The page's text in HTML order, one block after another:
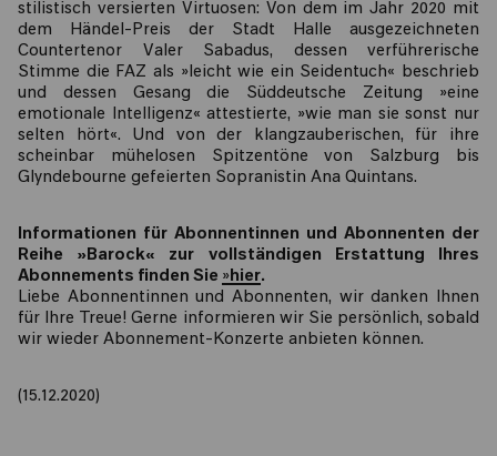
stilistisch versierten Virtuosen: Von dem im Jahr 2020 mit
dem Händel-Preis der Stadt Halle ausgezeichneten
Countertenor Valer Sabadus, dessen verführerische
Stimme die FAZ als »leicht wie ein Seidentuch« beschrieb
und dessen Gesang die Süddeutsche Zeitung »eine
emotionale Intelligenz« attestierte, »wie man sie sonst nur
selten hört«. Und von der klangzauberischen, für ihre
scheinbar mühelosen Spitzentöne von Salzburg bis
Glyndebourne gefeierten Sopranistin Ana Quintans.
Informationen für Abonnentinnen und Abonnenten der
Reihe »Barock« zur vollständigen Erstattung Ihres
Abonnements finden Sie »hier.
Liebe Abonnentinnen und Abonnenten, wir danken Ihnen
für Ihre Treue! Gerne informieren wir Sie persönlich, sobald
wir wieder Abonnement-Konzerte anbieten können.
(15.12.2020)